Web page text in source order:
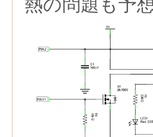
熱の問題も予